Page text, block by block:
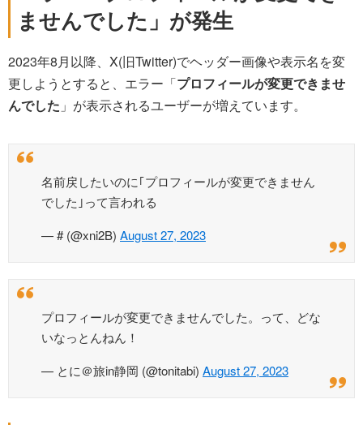
ませんでした」が発生
2023年8月以降、X(旧Twitter)でヘッダー画像や表示名を変
更しようとすると、エラー「プロフィールが変更できませ
んでした 」が表示されるユーザーが増えています。
名前戻したいのに｢プロフィールが変更できません
でした｣って言われる
— # (@xni2B) August 27, 2023
プロフィールが変更できませんでした。って、どな
いなっとんねん！
— とに＠旅in静岡 (@tonitabi) August 27, 2023